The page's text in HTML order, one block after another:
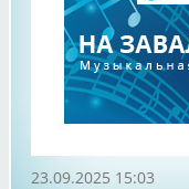
23.09.2025 15:03